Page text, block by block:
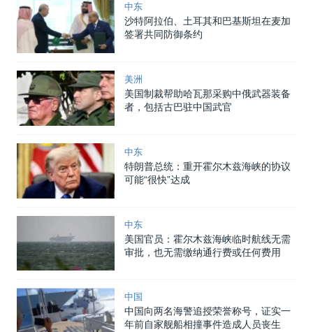
中东
沙特阿拉伯、土耳其和巴基斯坦在麦加
签署共同防御条约
美洲
美国制裁帮助哈瓦那采购中俄武器装备
者，包括古巴驻中国武官
中东
特朗普总统：重开霍尔木兹海峡的协议
可能“很快”达成
中东
美国官员：霍尔木兹海峡临时航线无需
审批，也无需缴纳通行费或任何费用
中国
中国向两名海警追授荣誉称号，证实一
年前自家舰船相撞事件造成人员丧生